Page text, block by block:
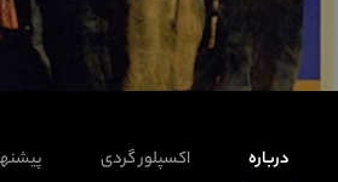
درباره اکسپلور گردی